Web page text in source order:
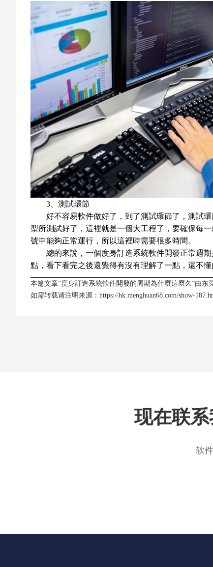
3、測試環節
好不容易軟件做好了，到了測試環節了，測試
型所測試好了，這裡就是一個大工程了，要確保每
號中能夠正常運行，所以這裡時需要很多時間。
總的來說，一個度身訂造系統軟件開發正常週
點，看下看完之後還覺得有沒有理解了一點，還不
本篇文章“度身訂造系統軟件開發的周期為什麼這麼久”由东
如需转载请注明来源： https://hk.menghuan68.com/show-
现在联系
软